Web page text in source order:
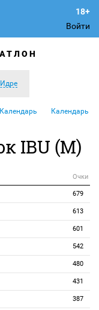
Войти
Идре
Календарь Календарь
IBU (М)
Очки
679
613
601
542
480
431
387